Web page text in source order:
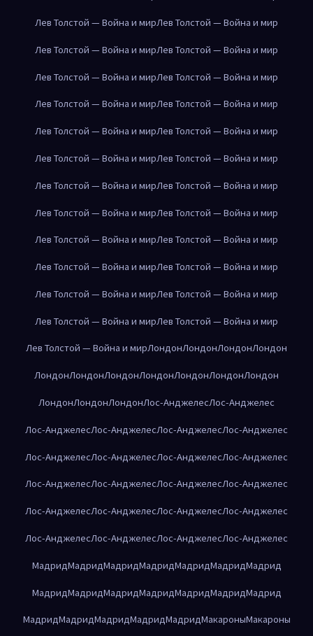
Лев Толстой — Война и мирЛев Толстой — Война и мир
Лев Толстой — Война и мирЛев Толстой — Война и мир
Лев Толстой — Война и мирЛев Толстой — Война и мир
Лев Толстой — Война и мирЛев Толстой — Война и мир
Лев Толстой — Война и мирЛев Толстой — Война и мир
Лев Толстой — Война и мирЛев Толстой — Война и мир
Лев Толстой — Война и мирЛев Толстой — Война и мир
Лев Толстой — Война и мирЛев Толстой — Война и мир
Лев Толстой — Война и мирЛев Толстой — Война и мир
Лев Толстой — Война и мирЛев Толстой — Война и мир
Лев Толстой — Война и мирЛев Толстой — Война и мир
Лев Толстой — Война и мирЛев Толстой — Война и мир
Лев Толстой — Война и мирЛондонЛондонЛондонЛондон
ЛондонЛондонЛондонЛондонЛондонЛондонЛондон
ЛондонЛондонЛондонЛос-АнджелесЛос-Анджелес
Лос-АнджелесЛос-АнджелесЛос-АнджелесЛос-Анджелес
Лос-АнджелесЛос-АнджелесЛос-АнджелесЛос-Анджелес
Лос-АнджелесЛос-АнджелесЛос-АнджелесЛос-Анджелес
Лос-АнджелесЛос-АнджелесЛос-АнджелесЛос-Анджелес
Лос-АнджелесЛос-АнджелесЛос-АнджелесЛос-Анджелес
МадридМадридМадридМадридМадридМадридМадрид
МадридМадридМадридМадридМадридМадридМадрид
МадридМадридМадридМадридМадридМакароныМакароны